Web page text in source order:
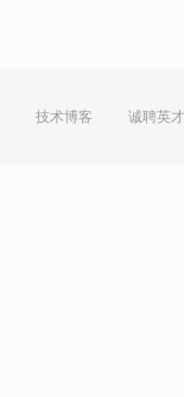
技术博客 诚聘英才